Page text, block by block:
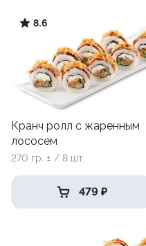
8.6
Кранч ролл с жаренным
лососем
270 гр. ± / 8 шт.
479 ₽